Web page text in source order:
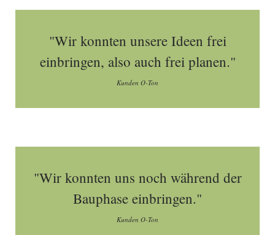
"Wir konnten unsere Ideen frei
einbringen, also auch frei planen."
Kunden O-Ton
"Wir konnten uns noch während der
Bauphase einbringen."
Kunden O-Ton